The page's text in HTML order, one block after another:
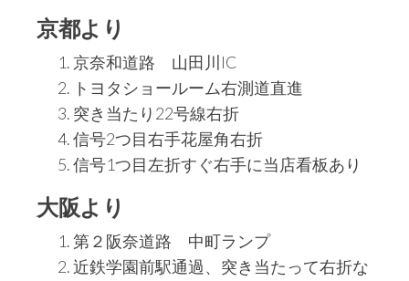
京都より
京奈和道路 山田川IC
トヨタショールーム右測道直進
突き当たり22号線右折
信号2つ目右手花屋角右折
信号1つ目左折すぐ右手に当店看板あり
大阪より
第２阪奈道路 中町ランプ
近鉄学園前駅通過、突き当たって右折な